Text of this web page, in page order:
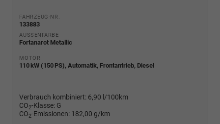
FAHRZEUG-NR.
133883
AUSSENFARBE
Fortanarot Metallic
MOTOR
110 kW (150 PS), Automatik, Frontantrieb, Diesel
Verbrauch kombiniert: 6,90 l/100km
CO2-Klasse: G
CO2-Emissionen: 182,00 g/km